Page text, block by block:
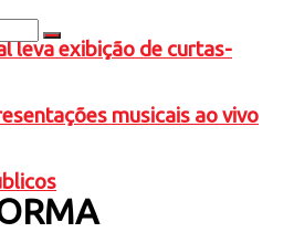
leva exibição de curtas-
musicais ao vivo